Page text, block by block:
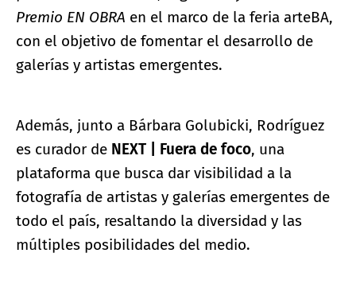
Premio EN OBRA en el marco de la feria arteBA,
con el objetivo de fomentar el desarrollo de
galerías y artistas emergentes.
Además, junto a Bárbara Golubicki, Rodríguez
es curador de NEXT | Fuera de foco, una
plataforma que busca dar visibilidad a la
fotografía de artistas y galerías emergentes de
todo el país, resaltando la diversidad y las
múltiples posibilidades del medio.